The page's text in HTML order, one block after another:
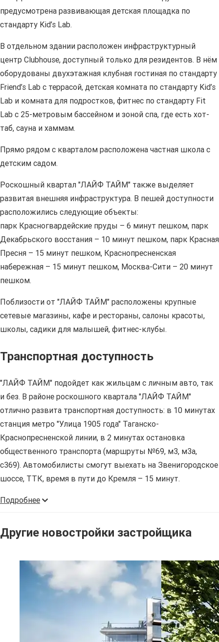
предусмотрена развивающая детская площадка по
стандарту Kid’s Lab.
В отдельном здании расположен инфраструктурный
центр Clubhouse, доступный только для резидентов. В нём
оборудованы двухэтажная клубная гостиная по стандарту
Friend’s Lab с террасой, детская комната по стандарту Kid’s
Lab и комната для подростков, фитнес по стандарту Fit
Lab с 25-метровым бассейном и зоной спа, где есть хот-
таб, сауна и хаммам.
Прямо рядом с кварталом расположена частная школа с
детским садом.
Роскошный квартал "ЛАЙФ ТАЙМ" также выделяет
развитая внешняя инфраструктура. В пешей доступности
расположились следующие объекты:
парк Красногвардейские пруды – 6 минут пешком, парк
Декабрьского восстания – 10 минут пешком, парк Красная
Пресня – 15 минут пешком, Краснопресненская
набережная – 15 минут пешком, Москва-Сити – 20 минут
пешком.
Поблизости от "ЛАЙФ ТАЙМ" расположены крупные
сетевые магазины, кафе и рестораны, салоны красоты,
школы, садики для малышей, фитнес-клубы.
Транспортная доступность
"ЛАЙФ ТАЙМ" подойдет как жильцам с личным авто, так
и без. В районе роскошного квартала "ЛАЙФ ТАЙМ"
отлично развита транспортная доступность: в 10 минутах
станция метро "Улица 1905 года" Таганско-
Краснопресненской линии, в 2 минутах остановка
общественного транспорта (маршруты №69, м3, м3а,
с369). Автомобилисты смогут выехать на Звенигородское
шоссе, ТТК, время в пути до Кремля – 15 минут.
Подробнее
Другие новостройки застройщика